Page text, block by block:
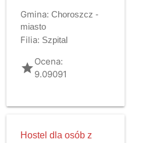
Gmina: Choroszcz -
miasto
Filia: Szpital
gradeOcena:
9.09091
Hostel dla osób z